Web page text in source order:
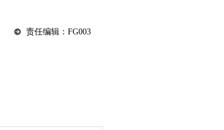
责任编辑：FG003